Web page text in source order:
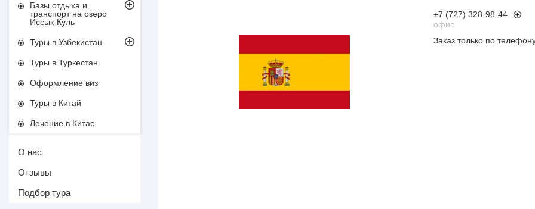
+7 (727) 328-98-44
офис
Заказ только по
Базы отдыха и
транспорт на озеро
Иссык-Куль
Туры в Узбекистан
Туры в Туркестан
Оформление виз
Туры в Китай
Лечение в Китае
О нас
Отзывы
Подбор тура